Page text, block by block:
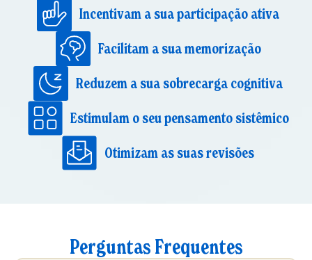
Incentivam a sua participação ativa
Facilitam a sua memorização
Reduzem a sua sobrecarga cognitiva
Estimulam o seu pensamento sistêmico
Otimizam as suas revisões
Perguntas Frequentes